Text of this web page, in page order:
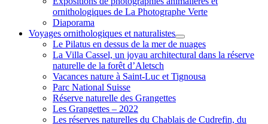
ornithologiques de La Photographe Verte
Diaporama
Voyages ornithologiques et naturalistes
ouvrir
menu
Le Pilatus en dessus de la mer de nuages
La Villa Cassel, un joyau architectural dans la réserve
naturelle de la forêt d’Aletsch
Vacances nature à Saint-Luc et Tignousa
Parc National Suisse
Réserve naturelle des Grangettes
Les Grangettes – 2022
Les réserves naturelles du Chablais de Cudrefin, du